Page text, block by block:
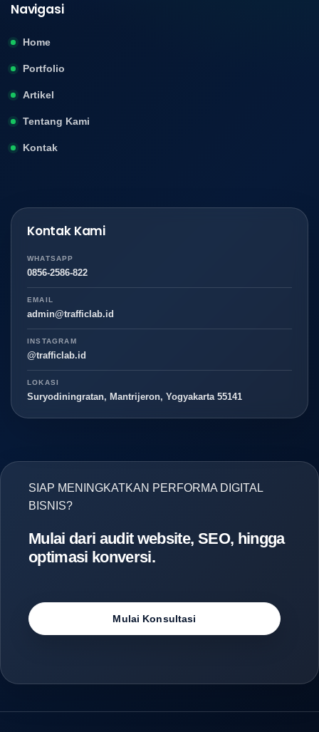
Navigasi
Home
Portfolio
Artikel
Tentang Kami
Kontak
Kontak Kami
WHATSAPP
0856-2586-822
EMAIL
admin@trafficlab.id
INSTAGRAM
@trafficlab.id
LOKASI
Suryodiningratan, Mantrijeron, Yogyakarta 55141
SIAP MENINGKATKAN PERFORMA DIGITAL
BISNIS?
Mulai dari audit website, SEO, hingga
optimasi konversi.
Mulai Konsultasi